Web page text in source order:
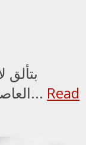
العاصمة السعودية الرياض منافسات... Read